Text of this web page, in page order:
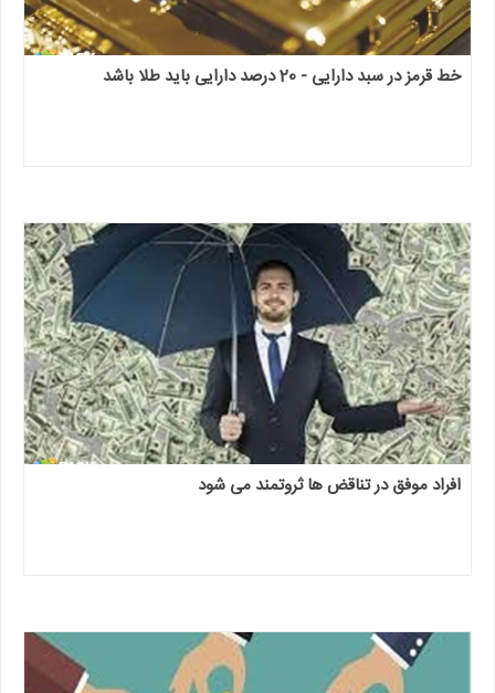
خط قرمز در سبد دارایی - 20 درصد دارایی باید طلا باشد
افراد موفق در تناقض ها ثروتمند می شود